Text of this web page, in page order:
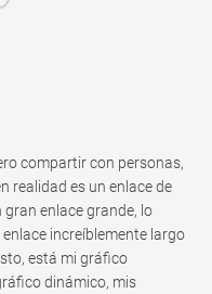
compartir con personas,
realidad es un enlace de
enlace grande, lo
increíblemente largo
está mi gráfico
dinámico, mis